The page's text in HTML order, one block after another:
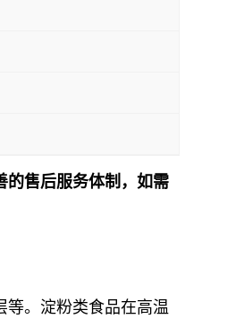
的售后服务体制，如需
。淀粉类食品在高温